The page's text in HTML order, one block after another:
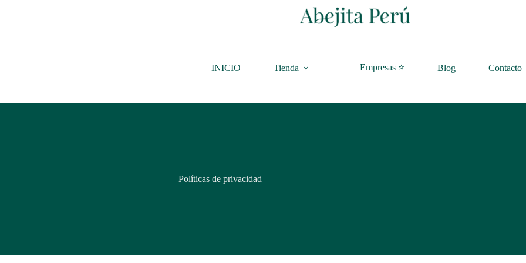
INICIO Tienda Empresas ⭐ Blog Contacto
Políticas de privacidad